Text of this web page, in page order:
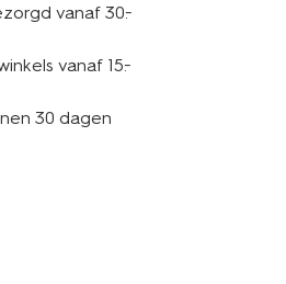
vanaf 30.-
vanaf 15.-
30 dagen